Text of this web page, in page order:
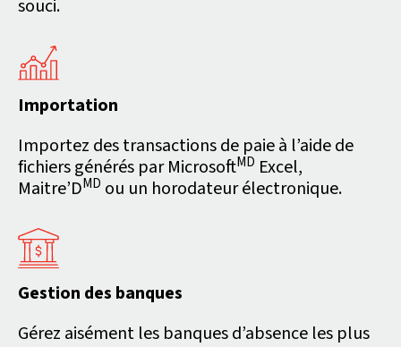
souci.
Importation
Importez des transactions de paie à l’aide de
fichiers générés par MicrosoftMD Excel,
Maitre’DMD ou un horodateur électronique.
Gestion des banques
Gérez aisément les banques d’absence les plus